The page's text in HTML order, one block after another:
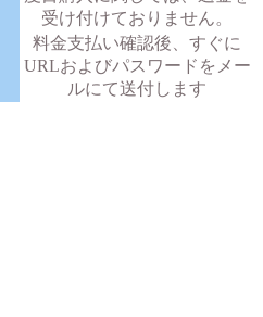
受け付けておりません。
料金支払い確認後、すぐに
URLおよびパスワードをメー
ルにて送付します